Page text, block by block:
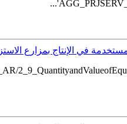
في الإنتاج بمزارع